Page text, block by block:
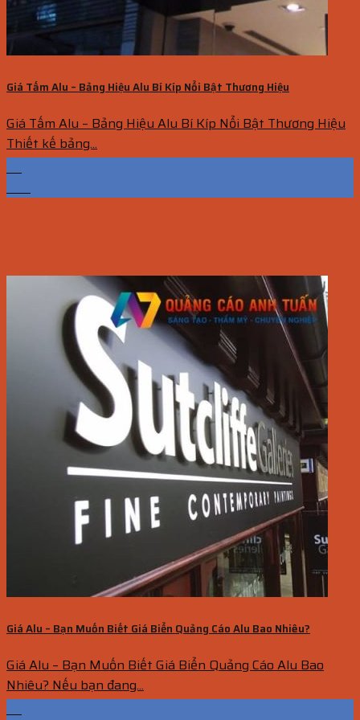
Giá Tấm Alu – Bảng Hiệu Alu Bí Kíp Nổi Bật Thương Hiệu
Giá Tấm Alu – Bảng Hiệu Alu Bí Kíp Nổi Bật Thương Hiệu
Thiết kế bảng...
30
Th5
Giá Alu – Bạn Muốn Biết Giá Biển Quảng Cáo Alu Bao Nhiêu?
Giá Alu – Bạn Muốn Biết Giá Biển Quảng Cáo Alu Bao
Nhiêu? Nếu bạn đang...